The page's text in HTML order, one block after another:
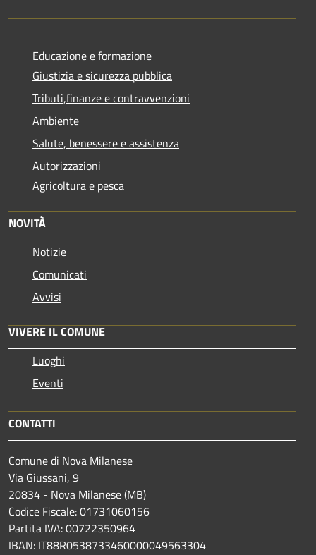
Educazione e formazione
Giustizia e sicurezza pubblica
Tributi,finanze e contravvenzioni
Ambiente
Salute, benessere e assistenza
Autorizzazioni
Agricoltura e pesca
NOVITÀ
Notizie
Comunicati
Avvisi
VIVERE IL COMUNE
Luoghi
Eventi
CONTATTI
Comune di Nova Milanese
Via Giussani, 9
20834 - Nova Milanese (MB)
Codice Fiscale: 01731060156
Partita IVA: 00722350964
IBAN: IT88R0538733460000049563304